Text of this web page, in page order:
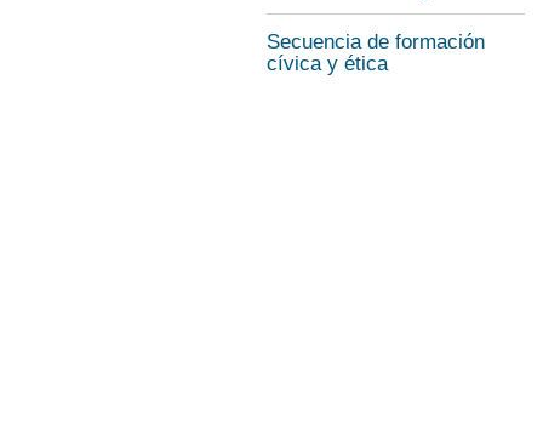
Secuencia de formación
cívica y ética